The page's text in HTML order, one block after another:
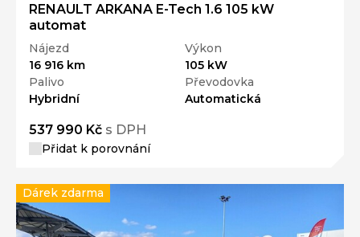
RENAULT ARKANA E-Tech 1.6 105 kW
automat
Nájezd
16 916 km
Výkon
105 kW
Palivo
Hybridní
Převodovka
Automatická
537 990 Kč s DPH
Přidat k porovnání
Dárek zdarma